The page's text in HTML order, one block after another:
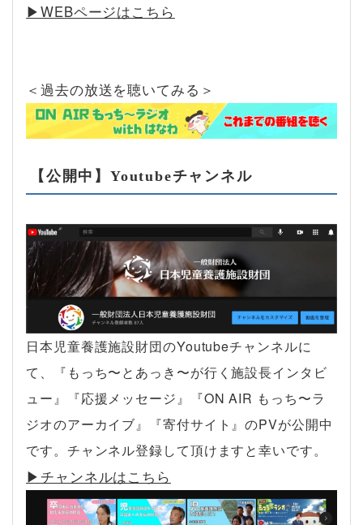
▶︎WEBページはこちら
＜過去の放送を聴いてみる＞
【公開中】Youtubeチャンネル
日本児童養護施設財団のYoutubeチャンネルに
て、『もっち〜とあっき〜が行く施設長インタビ
ュー』『応援メッセージ』『ON AIR もっち〜ラ
ジオのアーカイブ』『寄付サイト』のPVが公開中
です。チャンネル登録して頂けますと幸いです。
▶︎チャンネルはこちら